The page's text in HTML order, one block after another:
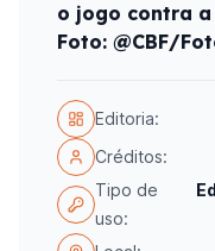
o jogo contra a
Foto: @CBF/
Editoria:
Créditos:
Tipo de
uso: